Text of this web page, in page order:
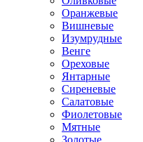
Оранжевые
Вишневые
Изумрудные
Венге
Ореховые
Янтарные
Сиреневые
Салатовые
Фиолетовые
Мятные
Золотые